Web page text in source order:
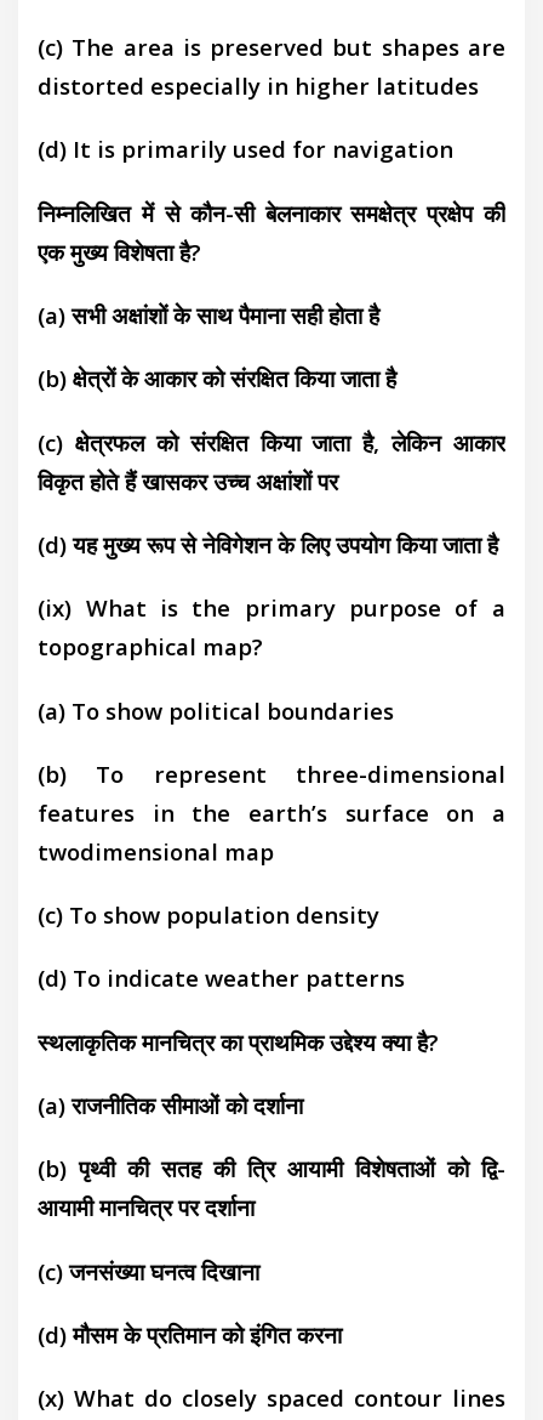
(c) The area is preserved but shapes are
distorted especially in higher latitudes
(d) It is primarily used for navigation
निम्नलिखित में से कौन-सी बेलनाकार समक्षेत्र प्रक्षेप की
एक मुख्य विशेषता है?
(a) सभी अक्षांशों के साथ पैमाना सही होता है
(b) क्षेत्रों के आकार को संरक्षित किया जाता है
(c) क्षेत्रफल को संरक्षित किया जाता है, लेकिन आकार
विकृत होते हैं खासकर उच्च अक्षांशों पर
(d) यह मुख्य रूप से नेविगेशन के लिए उपयोगकिया जाता है
(ix) What is the primary purpose of a
topographical map?
(a) To show political boundaries
(b) To represent three-dimensional
features in the earth’s surface on a
twodimensional map
(c) To show population density
(d) To indicate weather patterns
स्थलाकृतिक मानचित्र का प्राथमिक उद्देश्य क्या है?
(a) राजनीतिक सीमाओं को दर्शाना
(b) पृथ्वी की सतह की त्रि आयामी विशेषताओं कोद्वि-
आयामी मानचित्र पर दर्शाना
(c) जनसंख्या घनत्व दिखाना
(d) मौसम के प्रतिमान को इंगित करना
(x) What do closely spaced contour lines